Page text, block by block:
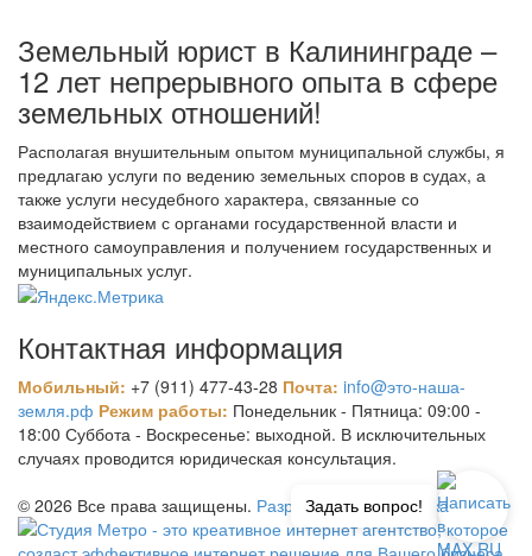
Земельный юрист в Калининграде –
12 лет непрерывного опыта в сфере
земельных отношений!
Располагая внушительным опытом муниципальной службы, я
предлагаю услуги по ведению земельных споров в судах, а
также услуги несудебного характера, связанные со
взаимодействием с органами государственной власти и
местного самоуправления и получением государственных и
муниципальных услуг.
Контактная информация
Мобильный: +7 (911) 477-43-28 Почта: info@это-наша-
земля.рф Режим работы: Понедельник - Пятница: 09:00 -
18:00 Суббота - Воскресенье: выходной. В исключительных
случаях проводится юридическая консультация.
© 2026 Все права защищены. Разработка и поддержка
Задать вопрос!